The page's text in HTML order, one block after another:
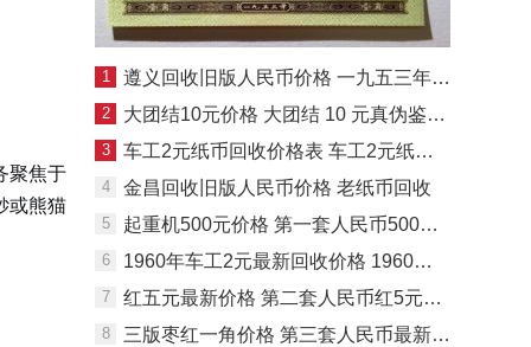
聚焦于
或熊猫
1 遵义回收旧版人民币价格 一九五三年纸币回收价格
2 大团结10元价格 大团结 10 元真伪鉴别方法​
3 车工2元纸币回收价格表 车工2元纸币防伪暗记
4 金昌回收旧版人民币价格 老纸币回收
5 起重机500元价格 第一套人民币500元起重机值多少钱
6 1960年车工2元最新回收价格 1960年2元纸币值多少钱
7 红五元最新价格 第二套人民币红5元值多少钱
8 三版枣红一角价格 第三套人民币最新价格